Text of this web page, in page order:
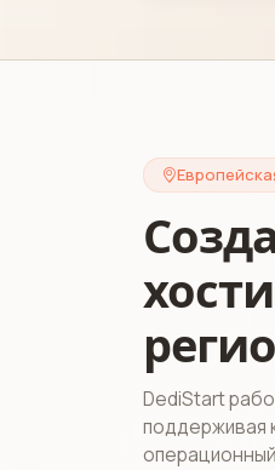
DediStart
поддерживая